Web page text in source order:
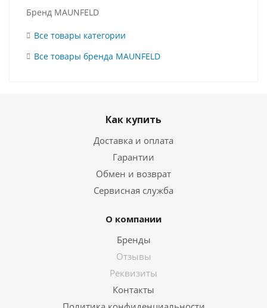
Бренд MAUNFELD
Все товары категории
Все товары бренда MAUNFELD
Как купить
Доставка и оплата
Гарантии
Обмен и возврат
Сервисная служба
О компании
Бренды
Отзывы
Реквизиты
Контакты